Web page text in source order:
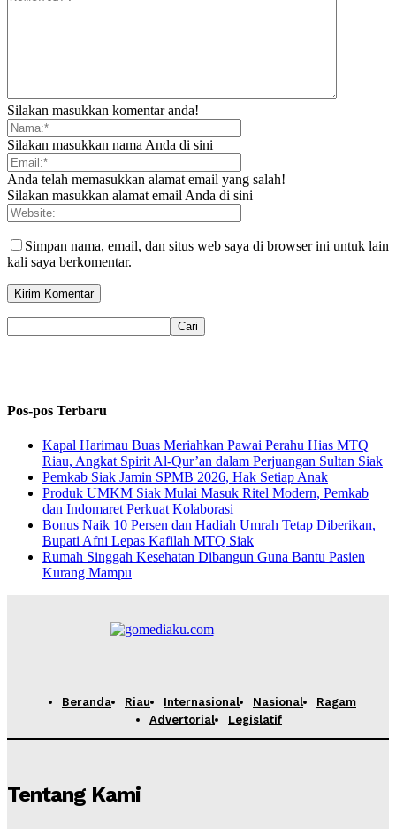
Silakan masukkan komentar anda!
Silakan masukkan nama Anda di sini
Anda telah memasukkan alamat email yang salah!
Silakan masukkan alamat email Anda di sini
Simpan nama, email, dan situs web saya di browser ini untuk lain
kali saya berkomentar.
Pos-pos Terbaru
Kapal Harimau Buas Meriahkan Pawai Perahu Hias MTQ
Riau, Angkat Spirit Al-Qur’an dalam Perjuangan Sultan Siak
Pemkab Siak Jamin SPMB 2026, Hak Setiap Anak
Produk UMKM Siak Mulai Masuk Ritel Modern, Pemkab
dan Indomaret Perkuat Kolaborasi
Bonus Naik 10 Persen dan Hadiah Umrah Tetap Diberikan,
Bupati Afni Lepas Kafilah MTQ Siak
Rumah Singgah Kesehatan Dibangun Guna Bantu Pasien
Kurang Mampu
Beranda Riau Internasional Nasional
Ragam
Advertorial
Legislatif
Tentang Kami